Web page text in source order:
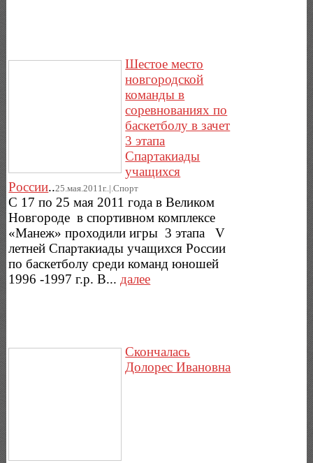
Шестое место
новгородской
команды в
соревнованиях по
баскетболу в зачет
3 этапа
Спартакиады
учащихся
России..25.мая.2011г..|.Спорт
С 17 по 25 мая 2011 года в Великом
Новгороде в спортивном комплексе
«Манеж» проходили игры 3 этапа V
летней Спартакиады учащихся России
по баскетболу среди команд юношей
1996 -1997 г.р. В...далее
Скончалась
Долорес Ивановна